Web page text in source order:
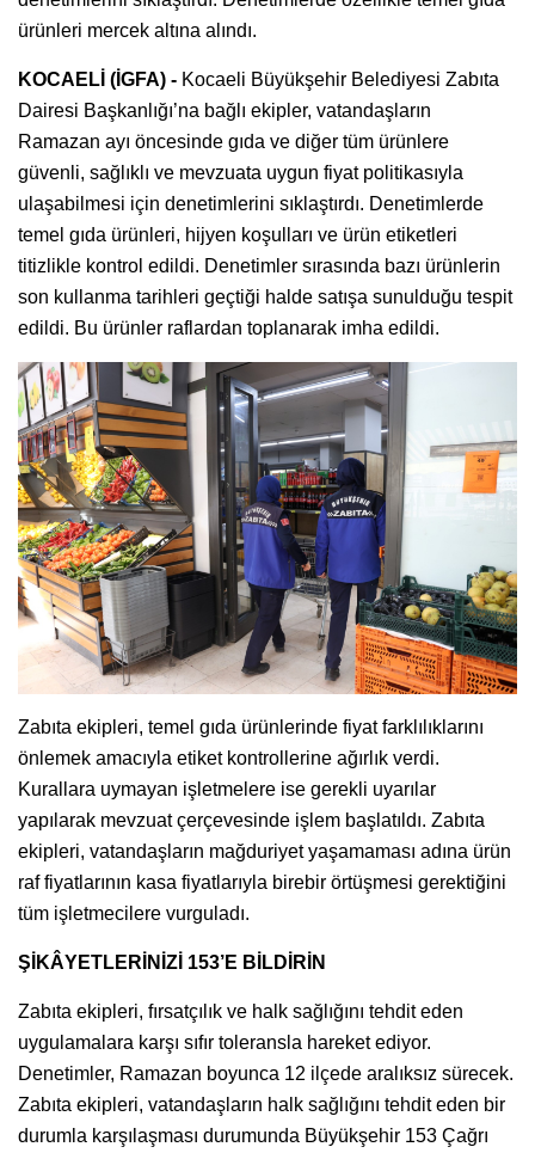
ürünleri mercek altına alındı.
KOCAELİ (İGFA) - Kocaeli Büyükşehir Belediyesi Zabıta
Dairesi Başkanlığı’na bağlı ekipler, vatandaşların
Ramazan ayı öncesinde gıda ve diğer tüm ürünlere
güvenli, sağlıklı ve mevzuata uygun fiyat politikasıyla
ulaşabilmesi için denetimlerini sıklaştırdı. Denetimlerde
temel gıda ürünleri, hijyen koşulları ve ürün etiketleri
titizlikle kontrol edildi. Denetimler sırasında bazı ürünlerin
son kullanma tarihleri geçtiği halde satışa sunulduğu tespit
edildi. Bu ürünler raflardan toplanarak imha edildi.
Zabıta ekipleri, temel gıda ürünlerinde fiyat farklılıklarını
önlemek amacıyla etiket kontrollerine ağırlık verdi.
Kurallara uymayan işletmelere ise gerekli uyarılar
yapılarak mevzuat çerçevesinde işlem başlatıldı. Zabıta
ekipleri, vatandaşların mağduriyet yaşamaması adına ürün
raf fiyatlarının kasa fiyatlarıyla birebir örtüşmesi gerektiğini
tüm işletmecilere vurguladı.
ŞİKÂYETLERİNİZİ 153’E BİLDİRİN
Zabıta ekipleri, fırsatçılık ve halk sağlığını tehdit eden
uygulamalara karşı sıfır toleransla hareket ediyor.
Denetimler, Ramazan boyunca 12 ilçede aralıksız sürecek.
Zabıta ekipleri, vatandaşların halk sağlığını tehdit eden bir
durumla karşılaşması durumunda Büyükşehir 153 Çağrı